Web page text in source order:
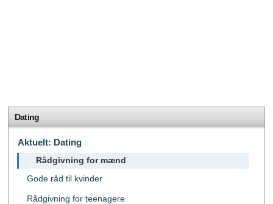
Dating
Aktuelt: Dating
Rådgivning for mænd
Gode ​​råd til kvinder
Rådgivning for teenagere